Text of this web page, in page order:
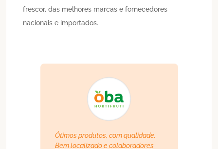
frescor, das melhores marcas e fornecedores
nacionais e importados.
Ótimos produtos, com qualidade.
Bem localizado e colaboradores